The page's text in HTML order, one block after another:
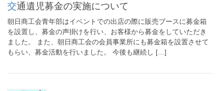
交通遺児募金の実施について
朝日商工会青年部はイベントでの出店の際に販売ブースに募金箱
を設置し、募金の声掛けを行い、お客様から募金をしていただき
ました。 また、朝日商工会の会員事業所にも募金箱を設置させて
もらい、募金活動を行いました。 今後も継続し […]